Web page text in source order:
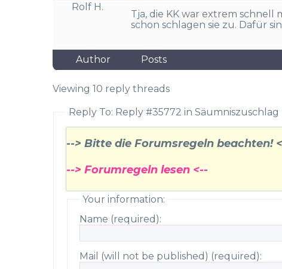
Rolf H.
Tja, die KK war extrem schnell
schon schlagen sie zu. Dafür
Author Posts
Viewing 10 reply threads
Reply To: Reply #35772 in Säumniszuschlag
--> Bitte die Forumsregeln beachten!
--> Forumregeln lesen <--
Your information:
Name (required):
Mail (will not be published) (required):